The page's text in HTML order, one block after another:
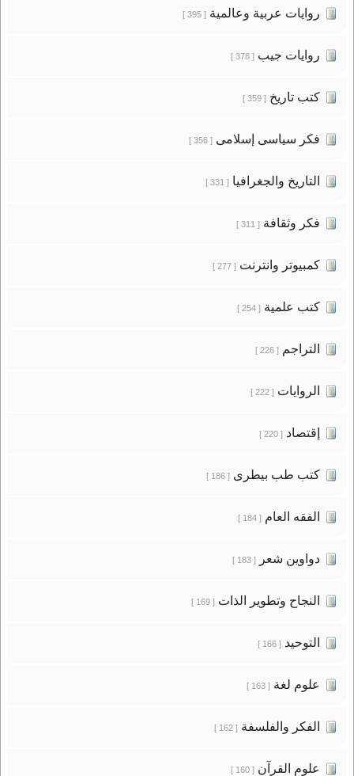
روايات عربية وعالمية[ 395 ]
روايات جيب[ 378 ]
كتب تاريخ[ 359 ]
فكر سياسى إسلامى[ 356 ]
التاريخ والجغرافيا[ 331 ]
فكر وثقافة[ 311 ]
كمبيوتر وانترنت[ 277 ]
كتب علمية[ 254 ]
التراجم[ 226 ]
الروايات[ 222 ]
إقتصاد[ 220 ]
كتب طب بيطرى[ 186 ]
الفقه العام[ 184 ]
دواوين شعر[ 183 ]
النجاح وتطوير الذات[ 169 ]
التوحيد[ 166 ]
علوم لغة[ 163 ]
الفكر والفلسفة[ 162 ]
علوم القرآن[ 160 ]